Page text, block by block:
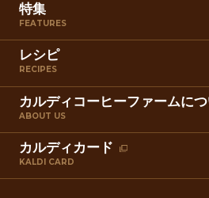
特集
FEATURES
レシピ
RECIPES
カルディコーヒーファームに
ABOUT US
カルディカード
KALDI CARD